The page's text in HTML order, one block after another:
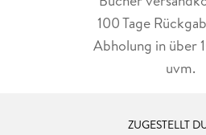
100 Tage
Abholung in über
uvm.
ZUGESTELLT